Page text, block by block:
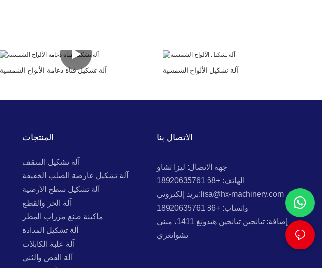
آلة تشكيل قناة دعامة الألواح الشمسية آلة تشكيل الألواح الشمسية
المنتجات
آلة تشكيل السقف
آلة تشكيل عارضة الصلب الخفيفة
آلة تشكيل سطح الأرضية
آلة الحز والقطع
ماكينة صنع مزراب المطر
آلة تشكيل المدادة
آلة علبة الكابلات
آلة القص والثني
الاتصال بنا
جهة الاتصال: ليزا تشاو
الهاتف: +68 18920635761
بريد إلكتروني:lisa@hx-machinery.com
واتساب: +86 18920635761
إضافة: تيانجين تيانجين هيدونغ 1411، مبنى
تشوانغزي